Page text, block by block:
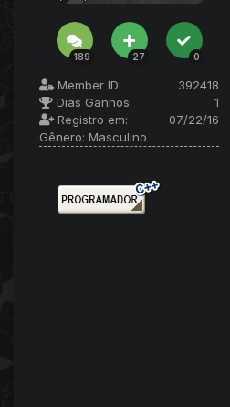
189 27 0
Member ID:
392418
Dias Ganhos:
1
Registro em:
07/22/16
Gênero: Masculino